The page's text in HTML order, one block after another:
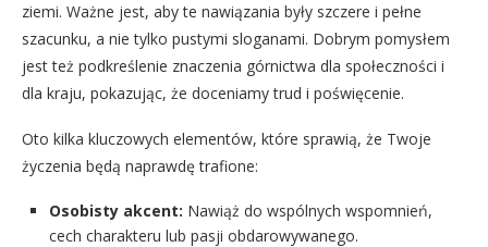
ziemi. Ważne jest, aby te nawiązania były szczere i pełne
szacunku, a nie tylko pustymi sloganami. Dobrym pomysłem
jest też podkreślenie znaczenia górnictwa dla społeczności i
dla kraju, pokazując, że doceniamy trud i poświęcenie.
Oto kilka kluczowych elementów, które sprawią, że Twoje
życzenia będą naprawdę trafione:
Osobisty akcent: Nawiąż do wspólnych wspomnień,
cech charakteru lub pasji obdarowywanego.